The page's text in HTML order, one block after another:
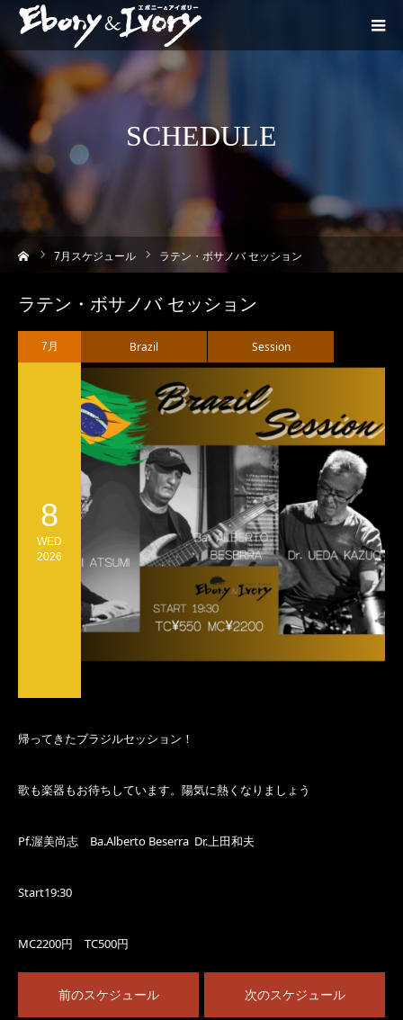
SCHEDULE
7月スケジュール ラテン・ボサノバ セッション
ラテン・ボサノバ セッション
7月
8
WED
2026
Brazil Session
帰ってきたブラジルセッション！
歌も楽器もお待ちしています。陽気に熱くなりましょう
Pf.渥美尚志 Ba.Alberto Beserra Dr.上田和夫
Start19:30
MC2200円 TC500円
前のスケジュール 次のスケジュール